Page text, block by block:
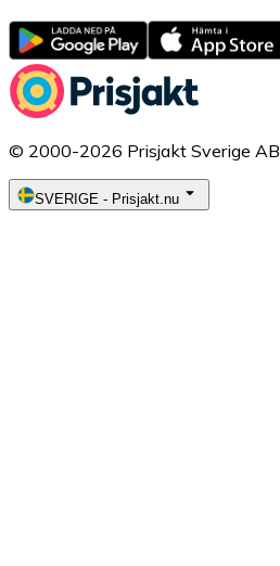
© 2000-2026 Prisjakt Sverige AB
SVERIGE - Prisjakt.nu